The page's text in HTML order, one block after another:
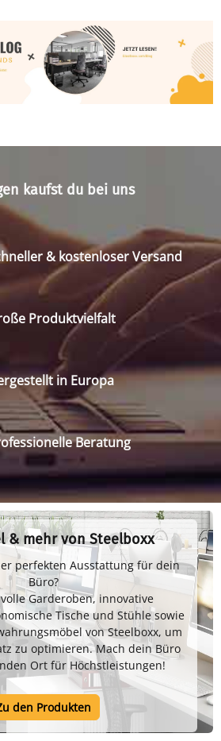
kaufst du bei uns
& kostenloser Versand
Produktvielfalt
in Europa
Beratung
& mehr von Steelboxx
perfekten Ausstattung für dein
Büro?
Garderoben, innovative
Tische und Stühle sowie
von Steelboxx, um
zu optimieren. Mach dein Büro
Ort für Höchstleistungen!
den Produkten